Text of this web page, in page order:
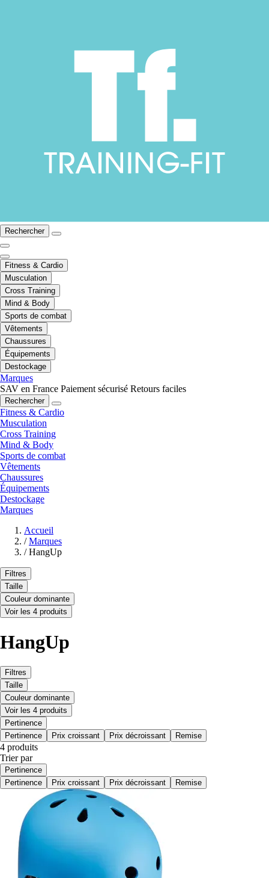
Rechercher
Fitness & Cardio
Musculation
Cross Training
Mind & Body
Sports de combat
Vêtements
Chaussures
Équipements
Destockage
Marques
SAV en France Paiement sécurisé Retours faciles
Rechercher
Fitness & Cardio
Musculation
Cross Training
Mind & Body
Sports de combat
Vêtements
Chaussures
Équipements
Destockage
Marques
Accueil
/ Marques
/ HangUp
Filtres
Taille
Couleur dominante
Voir les 4 produits
HangUp
Filtres
Taille
Couleur dominante
Voir les 4 produits
Pertinence
Pertinence
Prix croissant Prix décroissant Remise
4 produits
Trier par
Pertinence
Pertinence
Prix croissant Prix décroissant Remise